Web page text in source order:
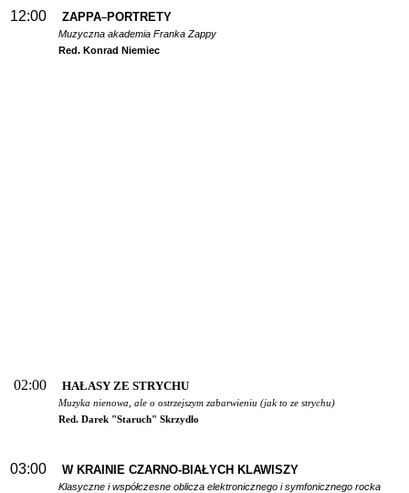
12:00 ZAPPA–PORTRETY
Muzyczna akademia Franka Zappy
Red. Konrad Niemiec
02:00 HAŁASY ZE STRYCHU
Muzyka nienowa, ale o ostrzejszym zabarwieniu (jak to ze strychu)
Red. Darek "Staruch" Skrzydło
03:00 W KRAINIE CZARNO-BIAŁYCH KLAWISZY
Klasyczne i współczesne oblicza elektronicznego i symfonicznego rocka